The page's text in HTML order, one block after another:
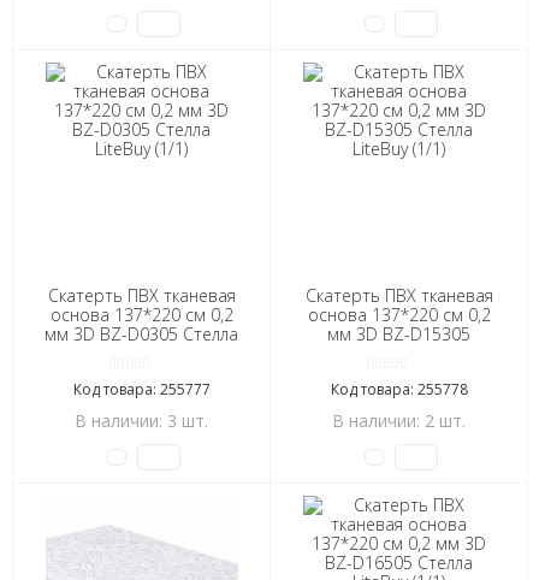
Скатерть ПВХ тканевая
основа 137*220 см 0,2
мм 3D BZ-D0305 Стелла
Код товара: 255777
В наличии: 3 шт.
Скатерть ПВХ тканевая
основа 137*220 см 0,2
мм 3D BZ-D15305
Код товара: 255778
В наличии: 2 шт.